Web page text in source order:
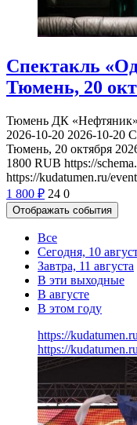
Спектакль
Тюмень, 20
Тюмень ДК «Нефтяник»
2026-10-20 2026-10-20
Тюмень, 20 октября
1800 RUB https://
https://kudatumen.ru/
1 800 ₽ 24 0
Отображать события
Все
Сегодня, 10
Завтра, 11 августа
В эти выходные
В августе
В этом году
https://
https://